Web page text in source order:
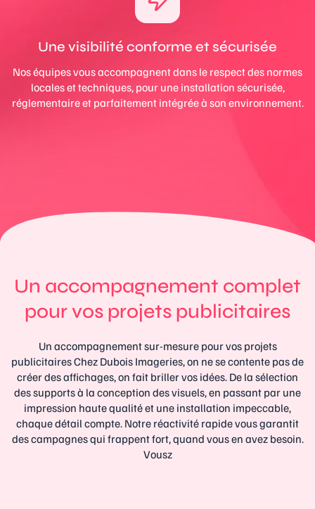
Une visibilité conforme et sécurisée
Nos équipes vous accompagnent dans le respect des normes
locales et techniques, pour une installation sécurisée,
réglementaire et parfaitement intégrée à son environnement.
Un accompagnement complet
pour vos projets publicitaires
Un accompagnement sur-mesure pour vos projets
publicitaires Chez Dubois Imageries, on ne se contente pas de
créer des affichages, on fait briller vos idées. De la sélection
des supports à la conception des visuels, en passant par une
impression haute qualité et une installation impeccable,
chaque détail compte. Notre réactivité rapide vous garantit
des campagnes qui frappent fort, quand vous en avez besoin.
Vousz